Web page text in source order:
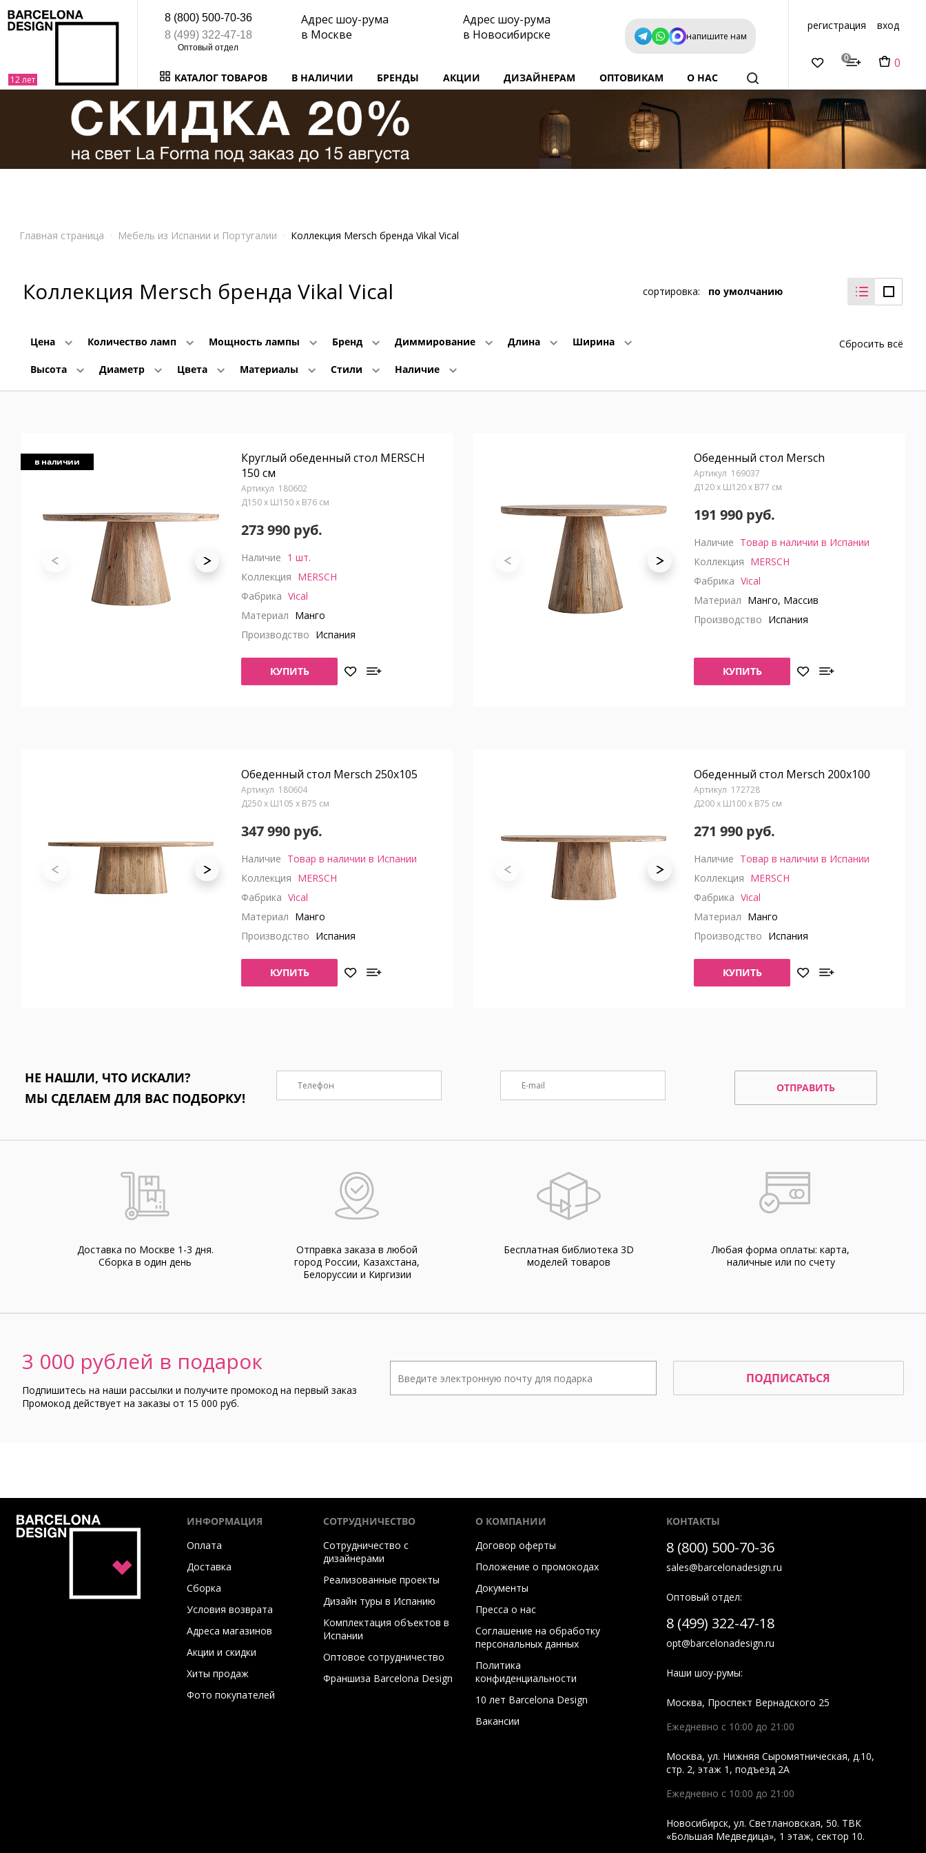
8 (800) 500-70-36
8 (499) 322-47-18
Адрес шоу-рума
в Москве
Адрес шоу-рума
в Новосибирске
напишите нам
КАТАЛОГ ТОВАРОВ В НАЛИЧИИ БРЕНДЫ АКЦИИ ДИЗАЙНЕРАМ ОПТОВИКАМ О НАС
регистрация вход
0 0
Главная страница Мебель из Испании и Португалии Коллекция Mersch бренда Vikal Vical
Коллекция Mersch бренда Vikal Vical
Цена Количество ламп Мощность лампы Бренд Диммирование Длина Ширина
Высота Диаметр Цвета Материалы Стили Наличие
сортировка: по умолчанию
Сбросить всё
в наличии
Круглый обеденный стол MERSCH
150 см
180602
Д150 x Ш150 x В76 см
273 990 руб.
Наличие 1 шт.
Коллекция MERSCH
Фабрика Vical
Материал Манго
Производство Испания
КУПИТЬ
Обеденный стол Mersch
169037
Д120 x Ш120 x В77 см
191 990 руб.
Наличие Товар в наличии в Испании
Коллекция MERSCH
Фабрика Vical
Материал Манго, Массив
Производство Испания
КУПИТЬ
Обеденный стол Mersch 250x105
180604
Д250 x Ш105 x В75 см
347 990 руб.
Наличие Товар в наличии в Испании
Коллекция MERSCH
Фабрика Vical
Материал Манго
Производство Испания
КУПИТЬ
Обеденный стол Mersch 200x100
172728
Д200 x Ш100 x В75 см
271 990 руб.
Наличие Товар в наличии в Испании
Коллекция MERSCH
Фабрика Vical
Материал Манго
Производство Испания
КУПИТЬ
НЕ НАШЛИ, ЧТО ИСКАЛИ?
МЫ СДЕЛАЕМ ДЛЯ ВАС ПОДБОРКУ!
ОТПРАВИТЬ
Доставка по Москве 1-3 дня.
Cборка в один день
Отправка заказа в любой
город России, Казахстана,
Белоруссии и Киргизии
Бесплатная библиотека 3D
моделей товаров
Любая форма оплаты: карта,
наличные или по счету
3 000 рублей в подарок
Подпишитесь на наши рассылки и получите промокод на первый заказ
Промокод действует на заказы от 15 000 руб.
ПОДПИСАТЬСЯ
КОНТАКТЫ
8 (800) 500-70-36
sales@barcelonadesign.ru
Оптовый отдел:
8 (499) 322-47-18
opt@barcelonadesign.ru
Наши шоу-румы:
Москва, Проспект Вернадского 25
Ежедневно с 10:00 до 21:00
Москва,ул. Нижняя Сыромятническая, д.10,
стр. 2, этаж 1, подъезд 2A
Ежедневно с 10:00 до 21:00
Новосибирск,ул. Светлановская, 50. ТВК
«Большая Медведица», 1 этаж, сектор 10.
ИНФОРМАЦИЯ
Оплата
Доставка
Сборка
Условия возврата
Адреса магазинов
Акции и скидки
Хиты продаж
Фото покупателей
СОТРУДНИЧЕСТВО
Сотрудничество с
дизайнерами
Реализованные проекты
Дизайн туры в Испанию
Комплектация объектов в
Испании
Оптовое сотрудничество
Франшиза Barcelona Design
О КОМПАНИИ
Договор оферты
Положение о промокодах
Документы
Пресса о нас
Соглашение на обработку
персональных данных
Политика
конфиденциальности
10 лет Barcelona Design
Вакансии